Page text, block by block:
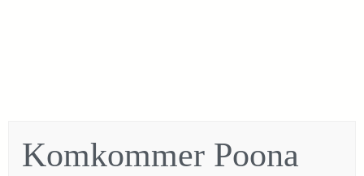
Komkommer Poona